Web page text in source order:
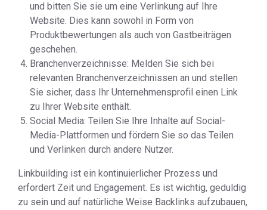
und bitten Sie sie um eine Verlinkung auf Ihre
Website. Dies kann sowohl in Form von
Produktbewertungen als auch von Gastbeiträgen
geschehen.
Branchenverzeichnisse: Melden Sie sich bei
relevanten Branchenverzeichnissen an und stellen
Sie sicher, dass Ihr Unternehmensprofil einen Link
zu Ihrer Website enthält.
Social Media: Teilen Sie Ihre Inhalte auf Social-
Media-Plattformen und fördern Sie so das Teilen
und Verlinken durch andere Nutzer.
Linkbuilding ist ein kontinuierlicher Prozess und
erfordert Zeit und Engagement. Es ist wichtig, geduldig
zu sein und auf natürliche Weise Backlinks aufzubauen,